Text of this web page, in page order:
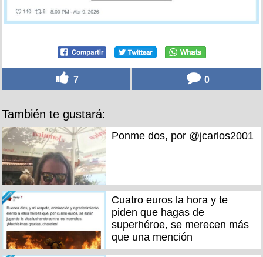
7 0
También te gustará:
Ponme dos, por @jcarlos2001
Cuatro euros la hora y te
piden que hagas de
superhéroe, se merecen más
que una mención